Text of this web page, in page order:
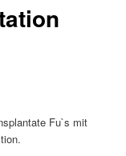
Fu`s mit